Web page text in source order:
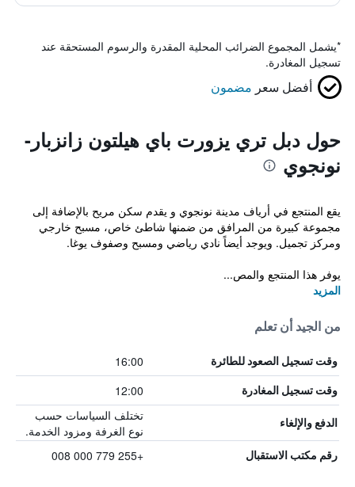
*يشمل المجموع الضرائب المحلية المقدرة والرسوم المستحقة عند
تسجيل المغادرة.
أفضل سعر مضمون
حول دبل تري يزورت باي هيلتون زانزبار-
نونجوي
يقع المنتجع في أرياف مدينة نونجوي و يقدم سكن مريح بالإضافة إلى
مجموعة كبيرة من المرافق من ضمنها شاطئ خاص، مسبح خارجي
ومركز تجميل. ويوجد أيضاً نادي رياضي ومسبح وصفوف يوغا.
يوفر هذا المنتجع والمص...
المزيد
من الجيد أن تعلم
وقت تسجيل الصعود للطائرة 16:00
وقت تسجيل المغادرة 12:00
الدفع والإلغاء
تختلف السياسات حسب
نوع الغرفة ومزود الخدمة.
رقم مكتب الاستقبال +255 779 000 008